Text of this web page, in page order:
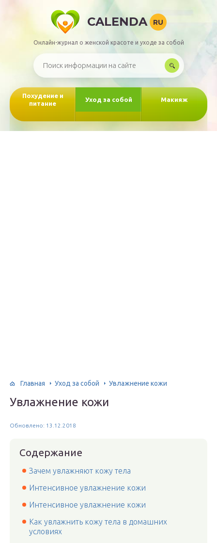
CALENDA RU
Онлайн-журнал о женской красоте и уходе за собой
Похудение и
питание
Уход за собой Макияж
Главная Уход за собой Увлажнение кожи
Увлажнение кожи
Обновлено: 13.12.2018
Содержание
Зачем увлажняют кожу тела
Интенсивное увлажнение кожи
Интенсивное увлажнение кожи
Как увлажнить кожу тела в домашних
условиях